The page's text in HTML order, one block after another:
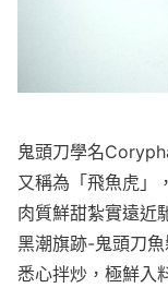
鬼頭刀學名
又稱為「飛魚虎」
肉質鮮甜紮實遠近
黑潮旗跡-鬼頭刀
悉心拌炒，極鮮入